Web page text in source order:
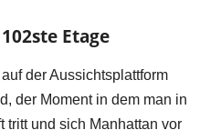
Etage
der Aussichtsplattform
der Moment in dem man in
tritt und sich Manhattan vor